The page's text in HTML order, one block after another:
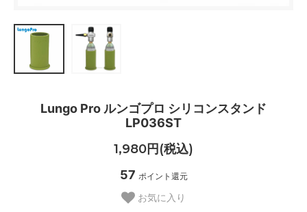
Lungo Pro ルンゴプロ シリコンスタンド
LP036ST
1,980円(税込)
57 ポイント還元
お気に入り